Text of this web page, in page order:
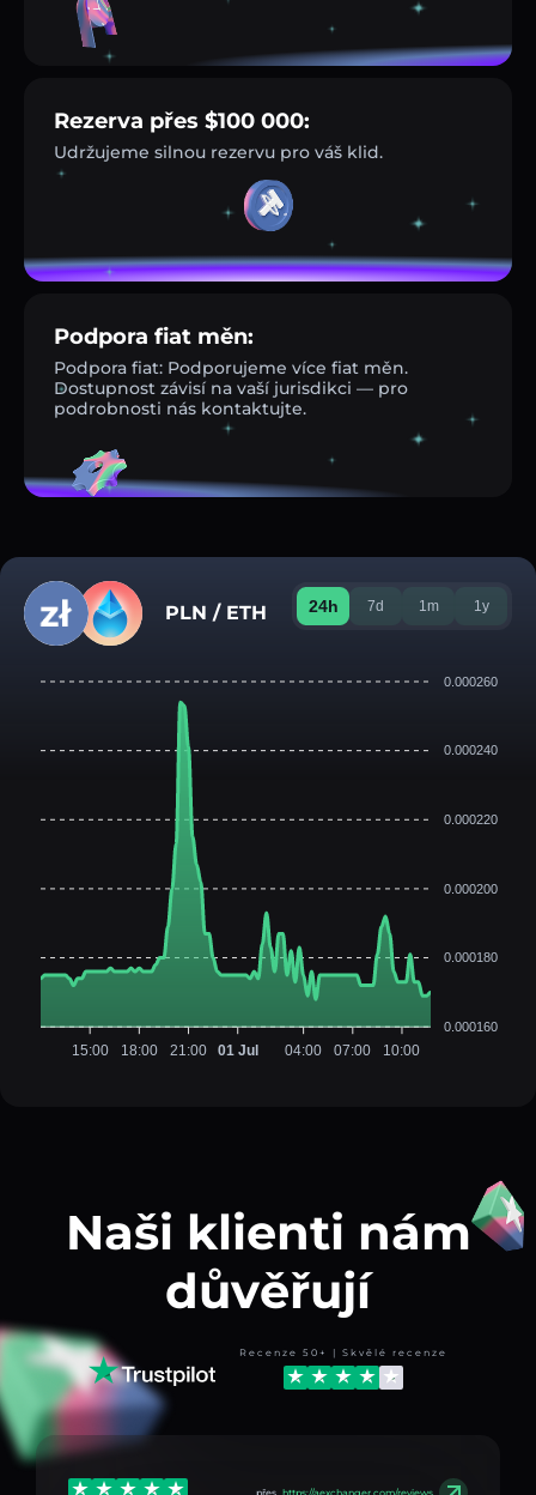
Rezerva přes $100 000:
Udržujeme silnou rezervu pro váš klid.
Podpora fiat měn:
Podpora fiat: Podporujeme více fiat měn.
Dostupnost závisí na vaší jurisdikci — pro
podrobnosti nás kontaktujte.
PLN / ETH 24h 7d 1m 1y
0.000260
0.000240
0.000220
0.000200
0.000180
0.000160
15:00 18:00 21:00 01 Jul 04:00 07:00 10:00
Naši klienti nám
důvěřují
Recenze 50+ | Skvělé recenze
přes https://aexchanger.com/reviews